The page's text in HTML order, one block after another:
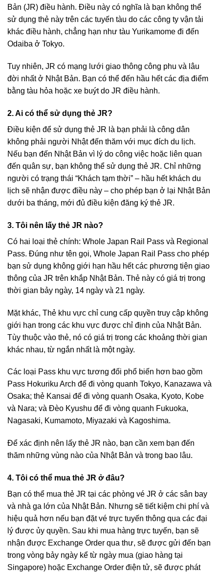
Bản (JR) điều hành. Điều này có nghĩa là bạn không thể
sử dụng thẻ này trên các tuyến tàu do các công ty vận tải
khác điều hành, chẳng hạn như tàu Yurikamome đi đến
Odaiba ở Tokyo.
Tuy nhiên, JR có mạng lưới giao thông công phu và lâu
đời nhất ở Nhật Bản. Bạn có thể đến hầu hết các địa điểm
bằng tàu hỏa hoặc xe buýt do JR điều hành.
2. Ai có thể sử dụng thẻ JR?
Điều kiện để sử dụng thẻ JR là bạn phải là công dân
không phải người Nhật đến thăm với mục đích du lịch.
Nếu bạn đến Nhật Bản vì lý do công việc hoặc liên quan
đến quân sự, bạn không thể sử dụng thẻ JR. Chỉ những
người có trạng thái “Khách tạm thời” – hầu hết khách du
lịch sẽ nhận được điều này – cho phép bạn ở lại Nhật Bản
dưới ba tháng, mới đủ điều kiện đăng ký thẻ JR.
3. Tôi nên lấy thẻ JR nào?
Có hai loại thẻ chính: Whole Japan Rail Pass và Regional
Pass. Đúng như tên gọi, Whole Japan Rail Pass cho phép
bạn sử dụng không giới hạn hầu hết các phương tiện giao
thông của JR trên khắp Nhật Bản. Thẻ này có giá trị trong
thời gian bảy ngày, 14 ngày và 21 ngày.
Mặt khác, Thẻ khu vực chỉ cung cấp quyền truy cập không
giới hạn trong các khu vực được chỉ định của Nhật Bản.
Tùy thuộc vào thẻ, nó có giá trị trong các khoảng thời gian
khác nhau, từ ngắn nhất là một ngày.
Các loại Pass khu vực tương đối phổ biến hơn bao gồm
Pass Hokuriku Arch để đi vòng quanh Tokyo, Kanazawa và
Osaka; thẻ Kansai để đi vòng quanh Osaka, Kyoto, Kobe
và Nara; và Đèo Kyushu để đi vòng quanh Fukuoka,
Nagasaki, Kumamoto, Miyazaki và Kagoshima.
Để xác định nên lấy thẻ JR nào, bạn cần xem bạn đến
thăm những vùng nào của Nhật Bản và trong bao lâu.
4. Tôi có thể mua thẻ JR ở đâu?
Bạn có thể mua thẻ JR tại các phòng vé JR ở các sân bay
và nhà ga lớn của Nhật Bản. Nhưng sẽ tiết kiệm chi phí và
hiệu quả hơn nếu bạn đặt vé trực tuyến thông qua các đại
lý được ủy quyền. Sau khi mua hàng trực tuyến, bạn sẽ
nhận được Exchange Order qua thư, sẽ được gửi đến bạn
trong vòng bảy ngày kể từ ngày mua (giao hàng tại
Singapore) hoặc Exchange Order điện tử, sẽ được phát